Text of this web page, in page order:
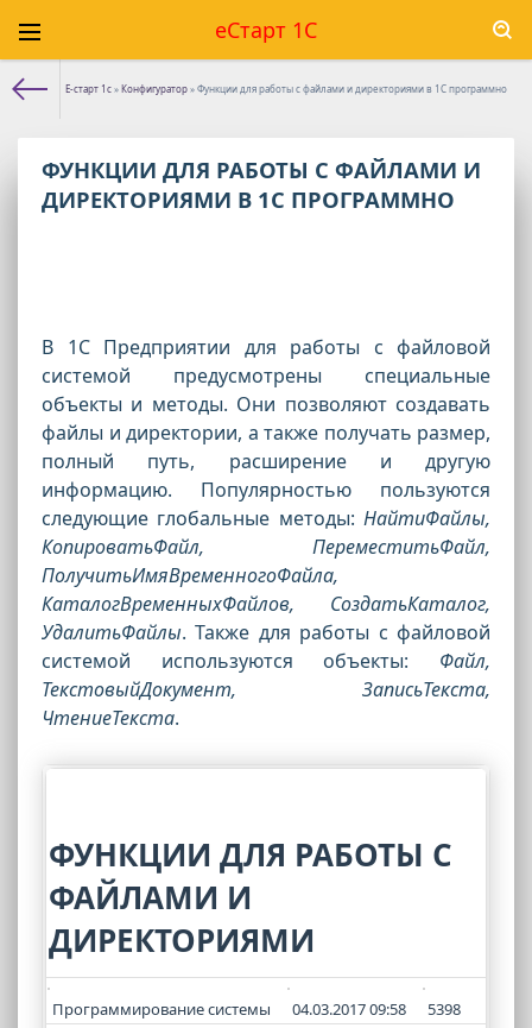
еСтарт 1С
Е-старт 1с»Конфигуратор» Функции для работы с файлами и директориями в 1С программно
ФУНКЦИИ ДЛЯ РАБОТЫ С ФАЙЛАМИ И
ДИРЕКТОРИЯМИ В 1С ПРОГРАММНО
В 1С Предприятии для работы с файловой
системой предусмотрены специальные
объекты и методы. Они позволяют создавать
файлы и директории, а также получать размер,
полный путь, расширение и другую
информацию. Популярностью пользуются
следующие глобальные методы: НайтиФайлы,
КопироватьФайл, ПереместитьФайл,
ПолучитьИмяВременногоФайла,
КаталогВременныхФайлов, СоздатьКаталог,
УдалитьФайлы. Также для работы с файловой
системой используются объекты: Файл,
ТекстовыйДокумент, ЗаписьТекста,
ЧтениеТекста.
ФУНКЦИИ ДЛЯ РАБОТЫ С
ФАЙЛАМИ И
ДИРЕКТОРИЯМИ
Программирование системы 04.03.2017 09:58 5398